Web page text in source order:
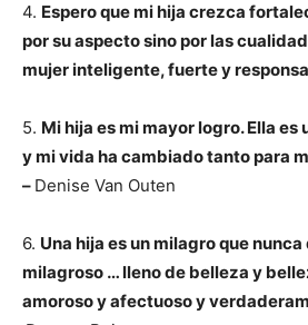
4. Espero que mi hija crezca
por su aspecto sino por las
mujer inteligente, fuerte y
5. Mi hija es mi mayor logro. Ella es
y mi vida ha cambiado tanto para
– Denise Van Outen
6. Una hija es un milagro que
milagroso … lleno de belleza y
amoroso y afectuoso y